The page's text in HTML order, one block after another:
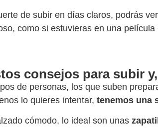
de subir en días claros, podrás
como si estuvieras en una película
consejos para subir
de personas, los que suben
lo quieres intentar, tenemos una
cómodo, lo ideal son unas